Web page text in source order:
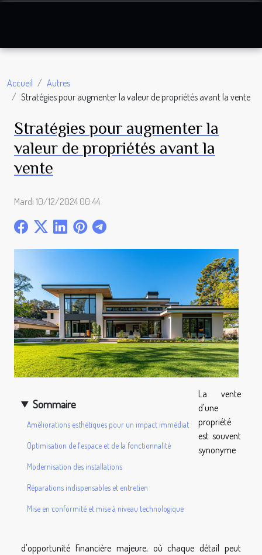
Accueil
Autres
Stratégies pour augmenter la valeur de propriétés avant la vente
Stratégies pour augmenter la
valeur de propriétés avant la
vente
Mardi 10/12/2024 00:44
Sommaire
Améliorations esthétiques pour un impact immédiat
Optimisation de l'espace et de la fonctionnalité
Modernisation des installations
Réparations indispensables et entretien
Mise en conformité et mise à niveau technologique
La vente
d'une
propriété
est souvent
synonyme
d'opportunité financière majeure, où chaque détail peut